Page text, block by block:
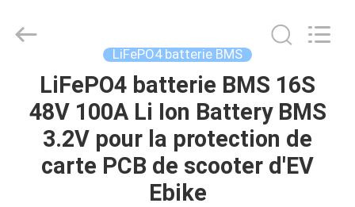
MAISON
PRODUITS
LiFePO4 batterie BMS
LiFePO4 batterie BMS 16S
48V 100A Li Ion Battery BMS
3.2V pour la protection de
carte PCB de scooter d'EV
Ebike